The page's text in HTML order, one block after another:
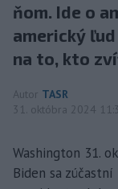
ňom. Ide o
americký
na to, kto
Autor TASR
31. októbra 2024
Washington 31.
Biden sa